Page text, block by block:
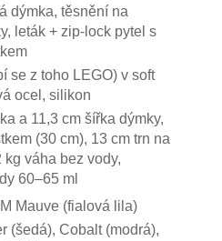
dýmka, těsnění na
leták + zip-lock pytel s
se z toho LEGO) v soft
ocel, silikon
a 11,3 cm šířka dýmky,
(30 cm), 13 cm trn na
kg váha bez vody,
60–65 ml
Mauve (fialová lila)
(šedá), Cobalt (modrá),